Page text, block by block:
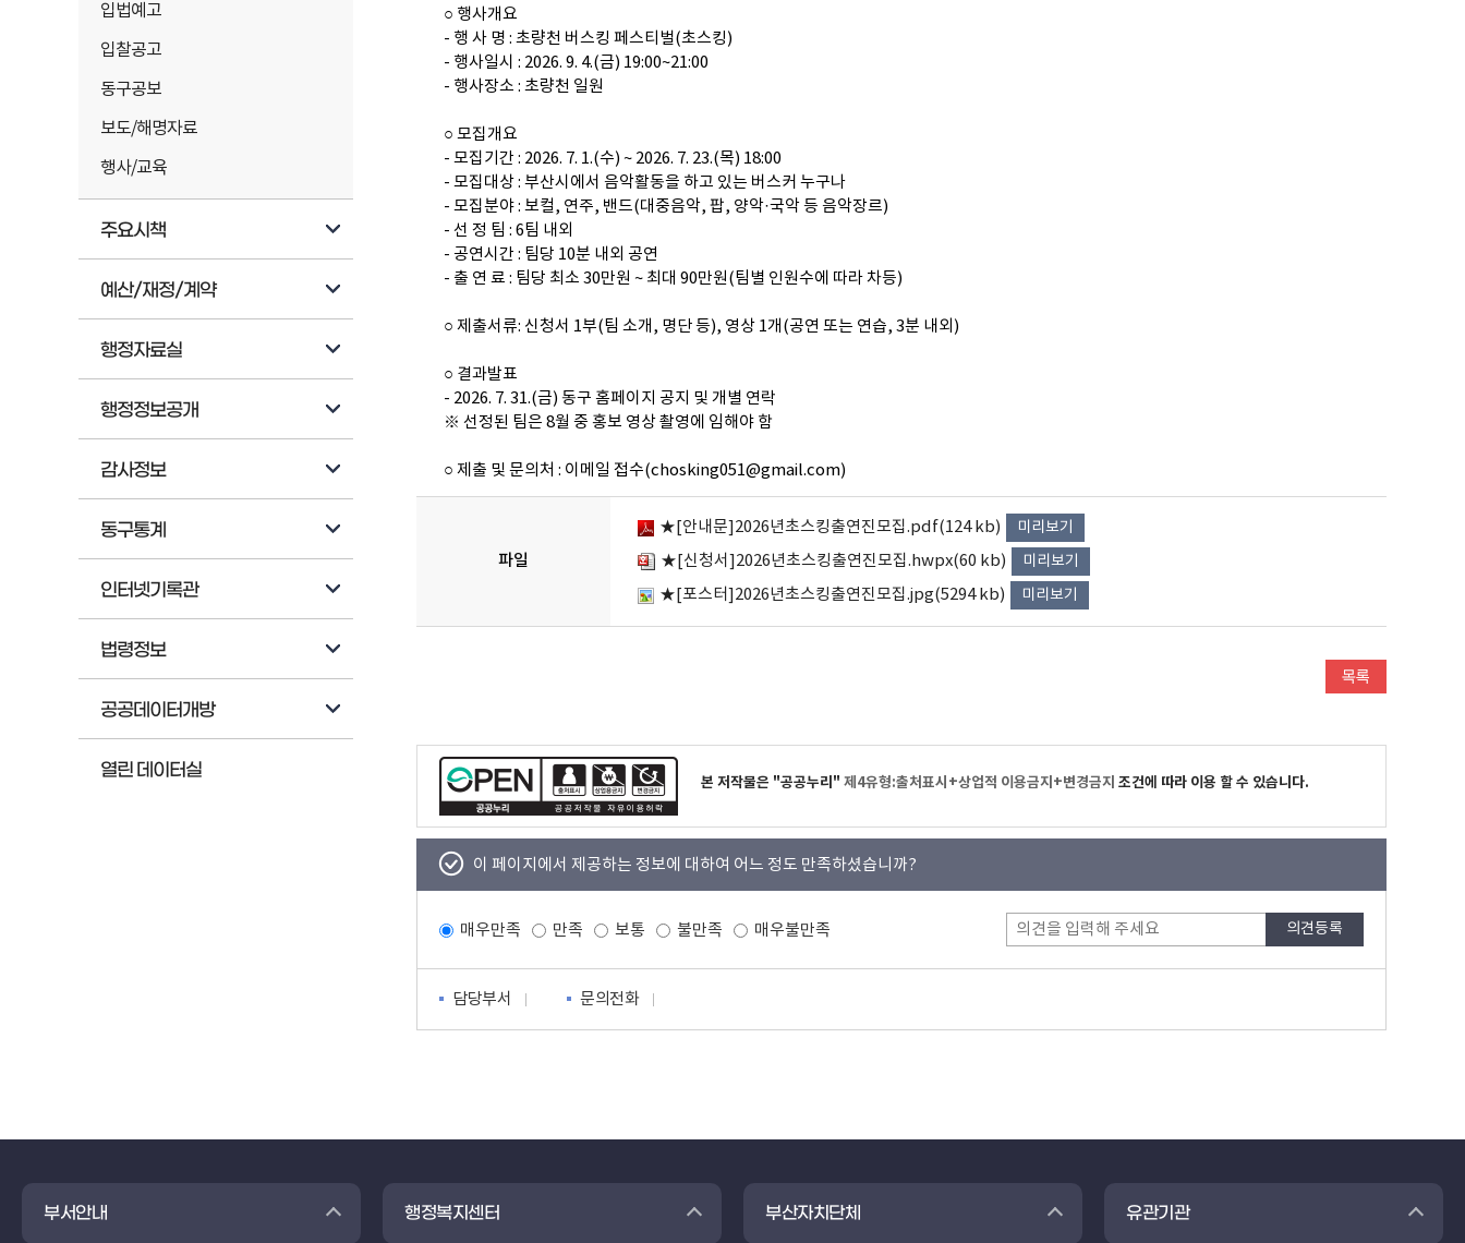
입법예고
입찰공고
동구공보
보도/해명자료
행사/교육
주요시책
예산/재정/계약
행정자료실
행정정보공개
감사정보
동구통계
인터넷기록관
법령정보
공공데이터개방
열린 데이터실
○ 행사개요
- 행 사 명 : 초량천 버스킹 페스티벌(초스킹)
- 행사일시 : 2026. 9. 4.(금) 19:00~21:00
- 행사장소 : 초량천 일원
○ 모집개요
- 모집기간 : 2026. 7. 1.(수) ~ 2026. 7. 23.(목) 18:00
- 모집대상 : 부산시에서 음악활동을 하고 있는 버스커 누구나
- 모집분야 : 보컬, 연주, 밴드(대중음악, 팝, 양악·국악 등 음악장르)
- 선 정 팀 : 6팀 내외
- 공연시간 : 팀당 10분 내외 공연
- 출 연 료 : 팀당 최소 30만원 ~ 최대 90만원(팀별 인원수에 따라 차등)
○ 제출서류: 신청서 1부(팀 소개, 명단 등), 영상 1개(공연 또는 연습, 3분 내외)
○ 결과발표
- 2026. 7. 31.(금) 동구 홈페이지 공지 및 개별 연락
※ 선정된 팀은 8월 중 홍보 영상 촬영에 임해야 함
○ 제출 및 문의처 : 이메일 접수(chosking051@gmail.com)
파일
★[안내문]2026년초스킹출연진모집.pdf(124 kb) 미리보기
★[신청서]2026년초스킹출연진모집.hwpx(60 kb) 미리보기
★[포스터]2026년초스킹출연진모집.jpg(5294 kb) 미리보기
본 저작물은 "공공누리" 제4유형:출처표시+상업적 이용금지+변경금지 조건에 따라 이용 할 수 있습니다.
이 페이지에서 제공하는 정보에 대하여 어느 정도 만족하셨습니까?
매우만족 만족 보통 불만족 매우불만족
담당부서 문의전화
부서안내 행정복지센터 부산자치단체 유관기관